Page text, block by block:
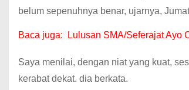
belum sepenuhnya benar, ujarnya,
Baca juga: Lulusan SMA/Seferajat Ayo
Saya menilai, dengan niat yang kuat,
kerabat dekat. dia berkata.